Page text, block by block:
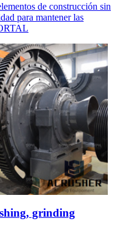
de construcción sin
para mantener las
grinding